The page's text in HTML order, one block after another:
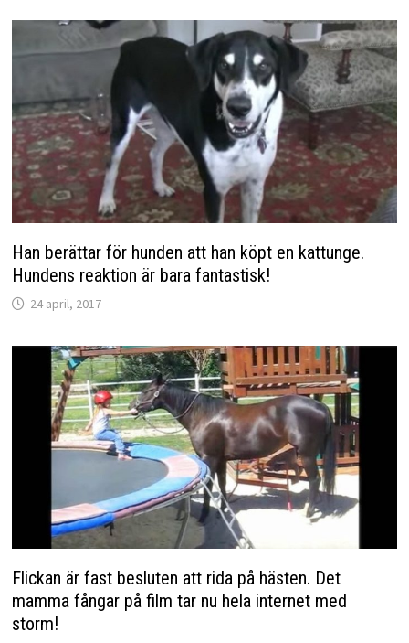
Han berättar för hunden att han köpt en kattunge.
Hundens reaktion är bara fantastisk!
24 april, 2017
Flickan är fast besluten att rida på hästen. Det
mamma fångar på film tar nu hela internet med
storm!